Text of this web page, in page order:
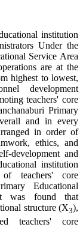
institution
Under the
Service Area
are at the
highest to lowest,
development
teachers' core
Primary
and in every
in order of
ethics, and
development and
institution
teachers' core
Educational
was found that
structure (X3),
teachers' core